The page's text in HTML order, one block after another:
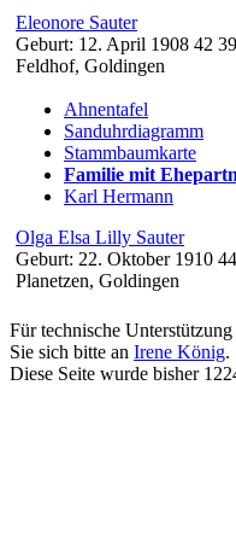
Eleonore Sauter
Geburt: 12. April 1908 42 39
Feldhof, Goldingen
Ahnentafel
Sanduhrdiagramm
Stammbaumkarte
Familie mit
Karl Hermann
Olga Elsa Lilly Sauter
Geburt: 22. Oktober 1910 44
Planetzen, Goldingen
Für technische
Sie sich bitte an Irene König.
Diese Seite wurde bisher